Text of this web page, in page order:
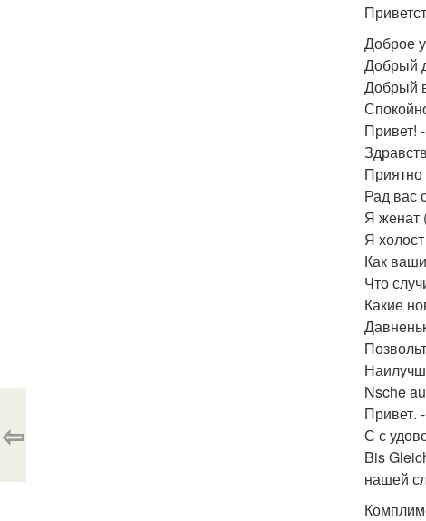
Доброе
Добрый
Добрый
Привет!
Приятно
Рад вас
Я женат
Я
Как
Что
Какие
Nsche
Привет.
С с
Bis
нашей
⇦